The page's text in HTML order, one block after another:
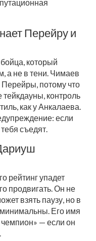
Перейру и
который
а не в тени. Чимаев
потому что
контроль
как у Анкалаева.
если
съедят.
рейтинг упадет
продвигать. Он не
взять паузу, но в
Его имя
чемпион» — если он